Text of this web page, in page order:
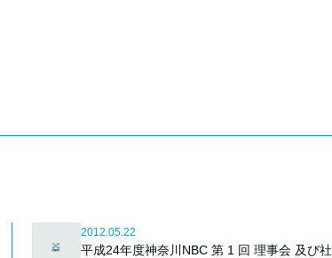
2012.05.22
平成24年度神奈川NBC 第 1 回 理事会 及び社